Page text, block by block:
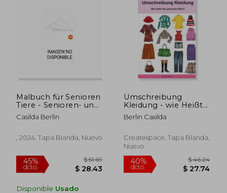
dcto. $ 27.74
40%
dcto.
Malbuch für Senioren
Tiere - Senioren- und
Demenzbeschäftigung
(en Alemán)
Casilda Berlin
, 2024, Tapa Blanda, Nuevo
Disponible Usado
Umschreibung
Kleidung - wie Heißt
das Gesuchte Wort?
Seniorenbeschäftigung
Berlin(Createspace)
(en Alemán)
Berlin Casilda
Createspace, Tapa Blanda,
Nuevo